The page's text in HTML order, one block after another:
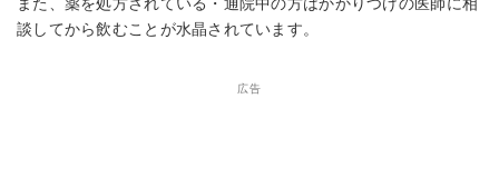
また、薬を処方されている・通院中の方はかかりつけの医師に相
談してから飲むことが水晶されています。
広告